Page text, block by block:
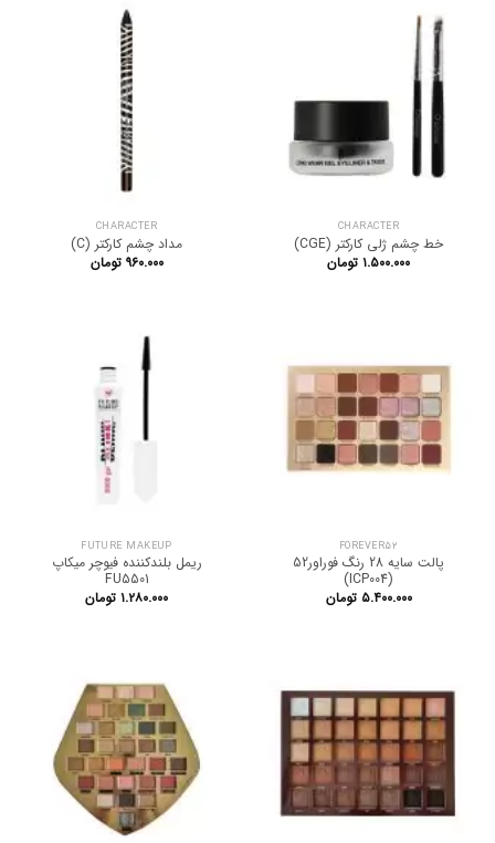
CHARACTER
خط چشم ژلی کارکتر (CGE)
۱.۵۰۰.۰۰۰ تومان
CHARACTER
مداد چشم کارکتر (C)
۹۶۰.۰۰۰ تومان
FOREVER52
پالت سایه 28 رنگ فوراور52
(ICP004)
۵.۴۰۰.۰۰۰ تومان
FUTURE MAKEUP
ریمل بلندکننده فیوچر میکاپ
FU5501
۱.۲۸۰.۰۰۰ تومان